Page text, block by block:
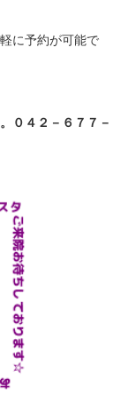
に予約が可能で
０４２－６７７－